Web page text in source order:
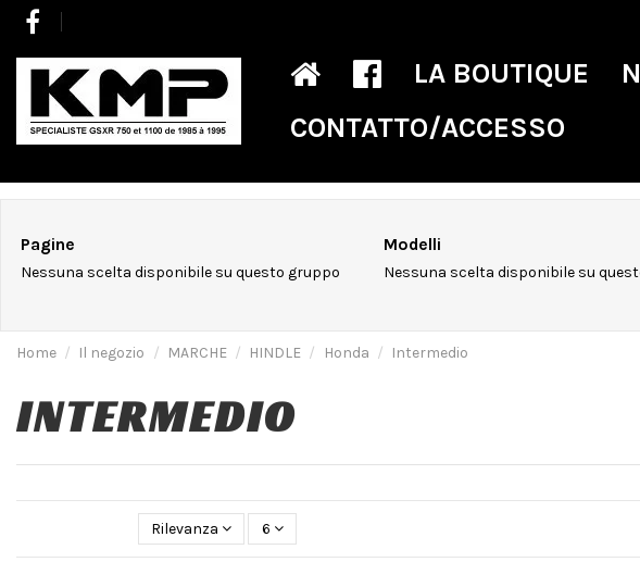
LA BOUTIQUE
CONTATTO/ACCESSO
Pagine
Nessuna scelta disponibile su questo gruppo
Modelli
Nessuna scelta disponibile su
Home Il negozio MARCHE HINDLE Honda Intermedio
INTERMEDIO
Rilevanza 6